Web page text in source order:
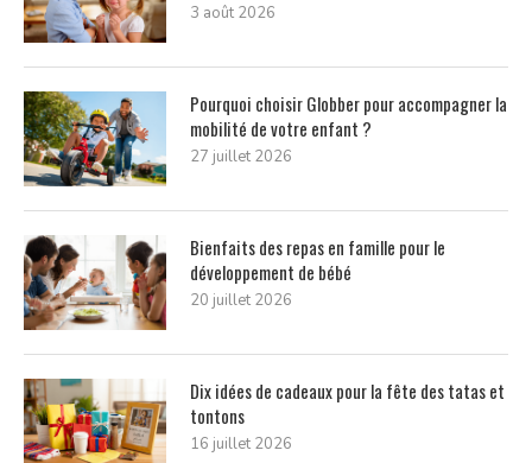
3 août 2026
Pourquoi choisir Globber pour accompagner la
mobilité de votre enfant ?
27 juillet 2026
Bienfaits des repas en famille pour le
développement de bébé
20 juillet 2026
Dix idées de cadeaux pour la fête des tatas et
tontons
16 juillet 2026